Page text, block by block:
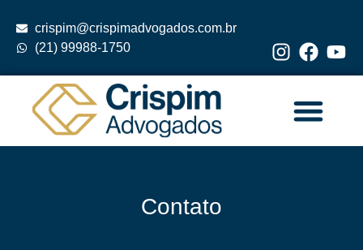
crispim@crispimadvogados.com.br
(21) 99988-1750
Contato